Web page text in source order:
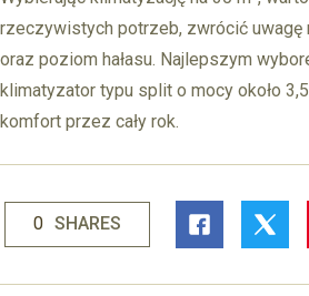
rzeczywistych potrzeb, zwrócić uwagę
oraz poziom hałasu. Najlepszym
klimatyzator typu split o mocy około
komfort przez cały rok.
0 SHARES